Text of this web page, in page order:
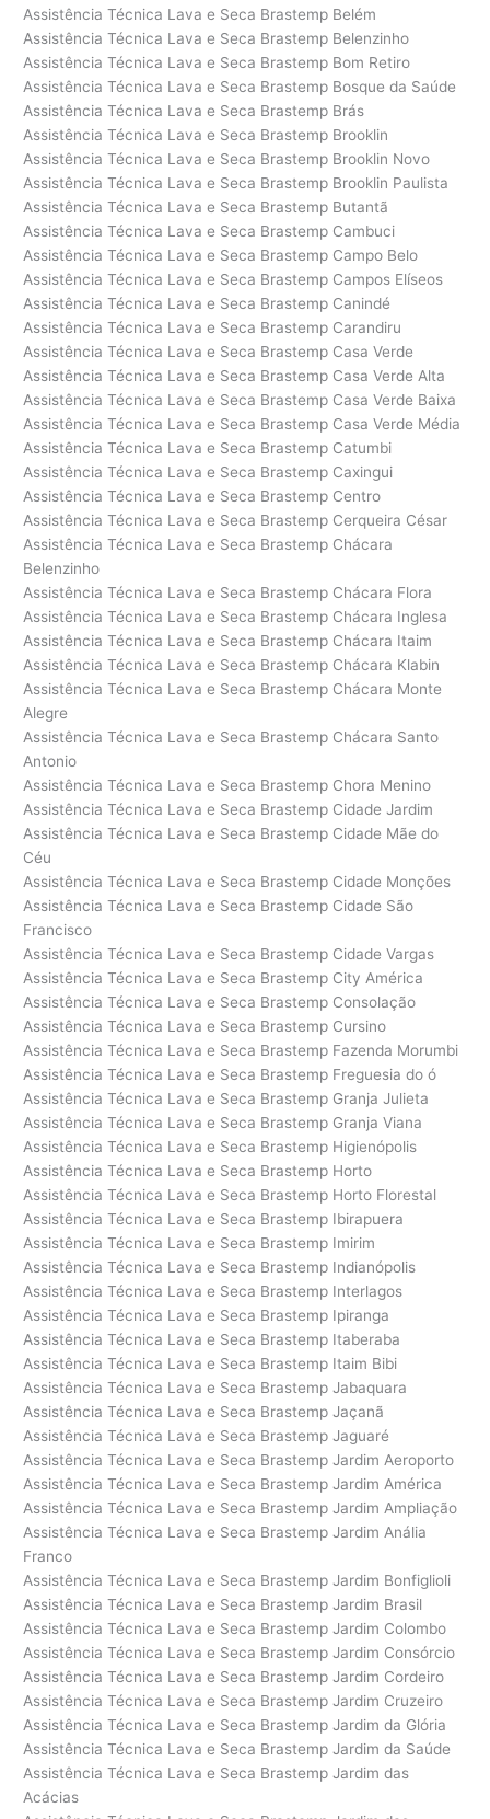
Assistência Técnica Lava e Seca Brastemp Belém
Assistência Técnica Lava e Seca Brastemp Belenzinho
Assistência Técnica Lava e Seca Brastemp Bom Retiro
Assistência Técnica Lava e Seca Brastemp Bosque da Saúde
Assistência Técnica Lava e Seca Brastemp Brás
Assistência Técnica Lava e Seca Brastemp Brooklin
Assistência Técnica Lava e Seca Brastemp Brooklin Novo
Assistência Técnica Lava e Seca Brastemp Brooklin Paulista
Assistência Técnica Lava e Seca Brastemp Butantã
Assistência Técnica Lava e Seca Brastemp Cambuci
Assistência Técnica Lava e Seca Brastemp Campo Belo
Assistência Técnica Lava e Seca Brastemp Campos Elíseos
Assistência Técnica Lava e Seca Brastemp Canindé
Assistência Técnica Lava e Seca Brastemp Carandiru
Assistência Técnica Lava e Seca Brastemp Casa Verde
Assistência Técnica Lava e Seca Brastemp Casa Verde Alta
Assistência Técnica Lava e Seca Brastemp Casa Verde Baixa
Assistência Técnica Lava e Seca Brastemp Casa Verde Média
Assistência Técnica Lava e Seca Brastemp Catumbi
Assistência Técnica Lava e Seca Brastemp Caxingui
Assistência Técnica Lava e Seca Brastemp Centro
Assistência Técnica Lava e Seca Brastemp Cerqueira César
Assistência Técnica Lava e Seca Brastemp Chácara
Belenzinho
Assistência Técnica Lava e Seca Brastemp Chácara Flora
Assistência Técnica Lava e Seca Brastemp Chácara Inglesa
Assistência Técnica Lava e Seca Brastemp Chácara Itaim
Assistência Técnica Lava e Seca Brastemp Chácara Klabin
Assistência Técnica Lava e Seca Brastemp Chácara Monte
Alegre
Assistência Técnica Lava e Seca Brastemp Chácara Santo
Antonio
Assistência Técnica Lava e Seca Brastemp Chora Menino
Assistência Técnica Lava e Seca Brastemp Cidade Jardim
Assistência Técnica Lava e Seca Brastemp Cidade Mãe do
Céu
Assistência Técnica Lava e Seca Brastemp Cidade Monções
Assistência Técnica Lava e Seca Brastemp Cidade São
Francisco
Assistência Técnica Lava e Seca Brastemp Cidade Vargas
Assistência Técnica Lava e Seca Brastemp City América
Assistência Técnica Lava e Seca Brastemp Consolação
Assistência Técnica Lava e Seca Brastemp Cursino
Assistência Técnica Lava e Seca Brastemp Fazenda Morumbi
Assistência Técnica Lava e Seca Brastemp Freguesia do ó
Assistência Técnica Lava e Seca Brastemp Granja Julieta
Assistência Técnica Lava e Seca Brastemp Granja Viana
Assistência Técnica Lava e Seca Brastemp Higienópolis
Assistência Técnica Lava e Seca Brastemp Horto
Assistência Técnica Lava e Seca Brastemp Horto Florestal
Assistência Técnica Lava e Seca Brastemp Ibirapuera
Assistência Técnica Lava e Seca Brastemp Imirim
Assistência Técnica Lava e Seca Brastemp Indianópolis
Assistência Técnica Lava e Seca Brastemp Interlagos
Assistência Técnica Lava e Seca Brastemp Ipiranga
Assistência Técnica Lava e Seca Brastemp Itaberaba
Assistência Técnica Lava e Seca Brastemp Itaim Bibi
Assistência Técnica Lava e Seca Brastemp Jabaquara
Assistência Técnica Lava e Seca Brastemp Jaçanã
Assistência Técnica Lava e Seca Brastemp Jaguaré
Assistência Técnica Lava e Seca Brastemp Jardim Aeroporto
Assistência Técnica Lava e Seca Brastemp Jardim América
Assistência Técnica Lava e Seca Brastemp Jardim Ampliação
Assistência Técnica Lava e Seca Brastemp Jardim Anália
Franco
Assistência Técnica Lava e Seca Brastemp Jardim Bonfiglioli
Assistência Técnica Lava e Seca Brastemp Jardim Brasil
Assistência Técnica Lava e Seca Brastemp Jardim Colombo
Assistência Técnica Lava e Seca Brastemp Jardim Consórcio
Assistência Técnica Lava e Seca Brastemp Jardim Cordeiro
Assistência Técnica Lava e Seca Brastemp Jardim Cruzeiro
Assistência Técnica Lava e Seca Brastemp Jardim da Glória
Assistência Técnica Lava e Seca Brastemp Jardim da Saúde
Assistência Técnica Lava e Seca Brastemp Jardim das
Acácias